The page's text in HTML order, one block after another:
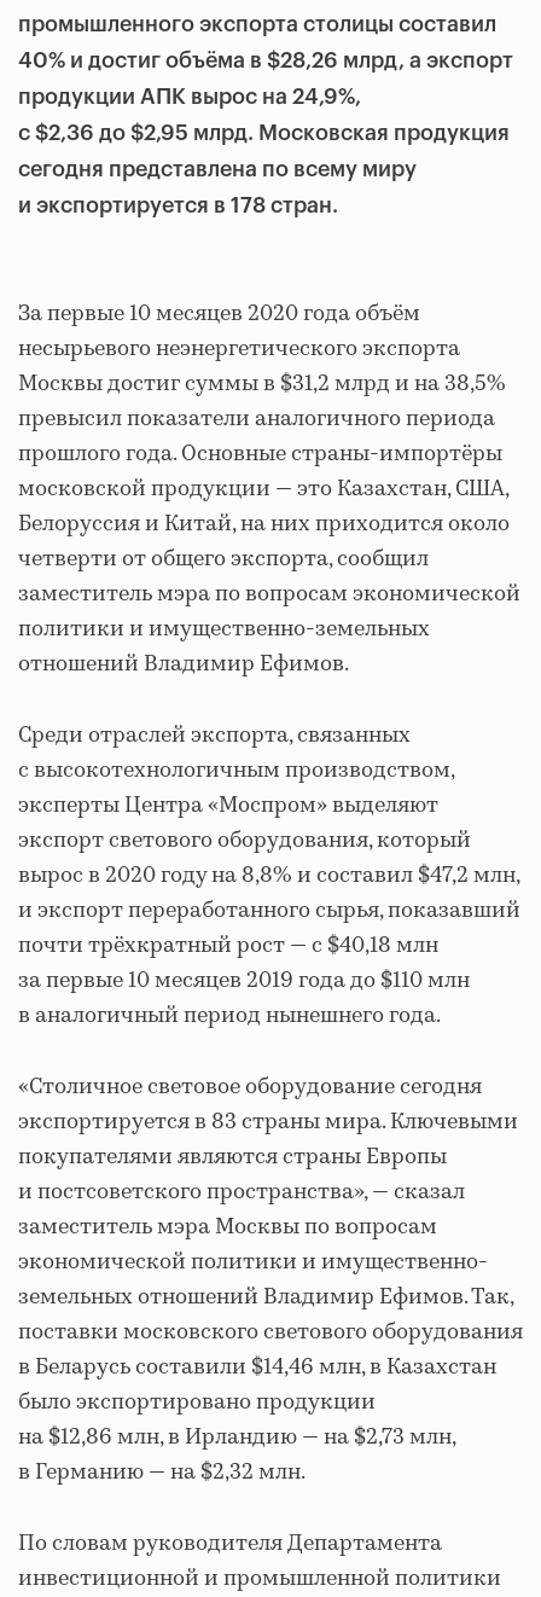
промышленного экспорта столицы составил
40% и достиг объёма в $28,26 млрд, а экспорт
продукции АПК вырос на 24,9%,
с $2,36 до $2,95 млрд. Московская продукция
сегодня представлена по всему миру
и экспортируется в 178 стран.
За первые 10 месяцев 2020 года объём
несырьевого неэнергетического экспорта
Москвы достиг суммы в $31,2 млрд и на 38,5%
превысил показатели аналогичного периода
прошлого года. Основные страны-импортёры
московской продукции — это Казахстан, США,
Белоруссия и Китай, на них приходится около
четверти от общего экспорта, сообщил
заместитель мэра по вопросам экономической
политики и имущественно-земельных
отношений Владимир Ефимов.
Среди отраслей экспорта, связанных
с высокотехнологичным производством,
эксперты Центра «Моспром» выделяют
экспорт светового оборудования, который
вырос в 2020 году на 8,8% и составил $47,2 млн,
и экспорт переработанного сырья, показавший
почти трёхкратный рост — с $40,18 млн
за первые 10 месяцев 2019 года до $110 млн
в аналогичный период нынешнего года.
«Столичное световое оборудование сегодня
экспортируется в 83 страны мира. Ключевыми
покупателями являются страны Европы
и постсоветского пространства», — сказал
заместитель мэра Москвы по вопросам
экономической политики и имущественно-
земельных отношений Владимир Ефимов. Так,
поставки московского светового оборудования
в Беларусь составили $14,46 млн, в Казахстан
было экспортировано продукции
на $12,86 млн, в Ирландию — на $2,73 млн,
в Германию — на $2,32 млн.
По словам руководителя Департамента
инвестиционной и промышленной политики